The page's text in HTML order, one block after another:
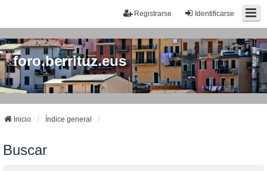
Identificarse
Registrarse
foro.berrituz.eus
Inicio Índice general
Buscar